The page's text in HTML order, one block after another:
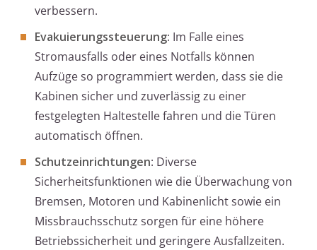
verbessern.
Evakuierungssteuerung: Im Falle eines
Stromausfalls oder eines Notfalls können
Aufzüge so programmiert werden, dass sie die
Kabinen sicher und zuverlässig zu einer
festgelegten Haltestelle fahren und die Türen
automatisch öffnen.
Schutzeinrichtungen: Diverse
Sicherheitsfunktionen wie die Überwachung von
Bremsen, Motoren und Kabinenlicht sowie ein
Missbrauchsschutz sorgen für eine höhere
Betriebssicherheit und geringere Ausfallzeiten.